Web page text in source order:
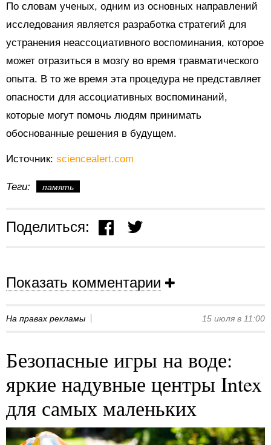
По словам ученых, одним из основных направлений
исследования является разработка стратегий для
устранения неассоциативного воспоминания, которое
может отразиться в мозгу во время травматического
опыта. В то же время эта процедура не представляет
опасности для ассоциативных воспоминаний,
которые могут помочь людям принимать
обоснованные решения в будущем.
Источник: sciencealert.com
Теги: память
Поделиться:
Показать комментарии
На правах рекламы 15 июля в 11:00
Безопасные игры на воде:
яркие надувные центры Intex
для самых маленьких